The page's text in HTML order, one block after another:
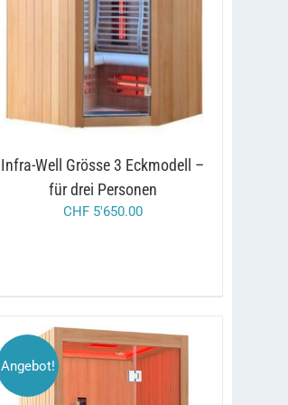
DETAILS
Infra-Well Grösse 3 Eckmodell –
für drei Personen
CHF5'650.00
Angebot!